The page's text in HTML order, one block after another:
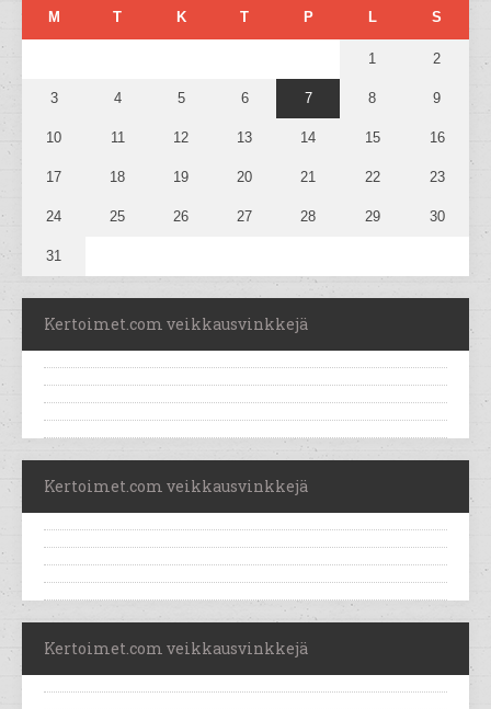
M T K T P L S
1 2
3 4 5 6 7 8 9
10 11 12 13 14 15 16
17 18 19 20 21 22 23
24 25 26 27 28 29 30
31
Kertoimet.com veikkausvinkkejä
Kertoimet.com veikkausvinkkejä
Kertoimet.com veikkausvinkkejä